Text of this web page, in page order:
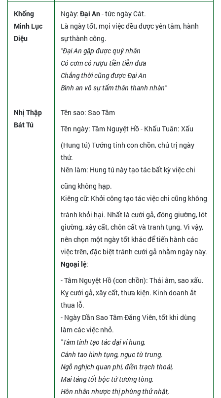
Khổng
Minh Lục
Diệu
Ngày: Đại An- tức ngày Cát.
Là ngày tốt, mọi việc đều được yên tâm, hành
sự thành công.
"Đại An gặp được quý nhân
Có cơm có rượu tiền tiễn đưa
Chẳng thời cũng được Đại An
Bình an vô sự tấm thân thanh nhàn"
Nhị Thập
Bát Tú
Tên sao: Sao Tâm
Tên ngày: Tâm Nguyệt Hồ - Khấu Tuân: Xấu
(Hung tú) Tướng tinh con chồn, chủ trị ngày
thứ.
Nên làm: Hung tú này tạo tác bất kỳ việc chi
cũng không hạp.
Kiêng cữ: Khởi công tạo tác việc chi cũng không
tránh khỏi hại. Nhất là cưới gả, đóng giường, lót
giường, xây cất, chôn cất và tranh tụng. Vì vậy,
nên chọn một ngày tốt khác để tiến hành các
việc trên, đặc biệt tránh cưới gả nhằm ngày này.
Ngoại lệ:
- Tâm Nguyệt Hồ (con chồn): Thái âm, sao xấu.
Kỵ cưới gả, xây cất, thưa kiện. Kinh doanh ắt
thua lỗ.
- Ngày Dần Sao Tâm Đăng Viên, tốt khi dùng
làm các việc nhỏ.
"Tâm tinh tạo tác đại vi hung,
Cánh tao hình tụng, ngục tù trung,
Ngỗ nghịch quan phi, điền trạch thoái,
Mai táng tốt bộc tử tương tòng.
Hôn nhân nhược thị phùng thử nhật,